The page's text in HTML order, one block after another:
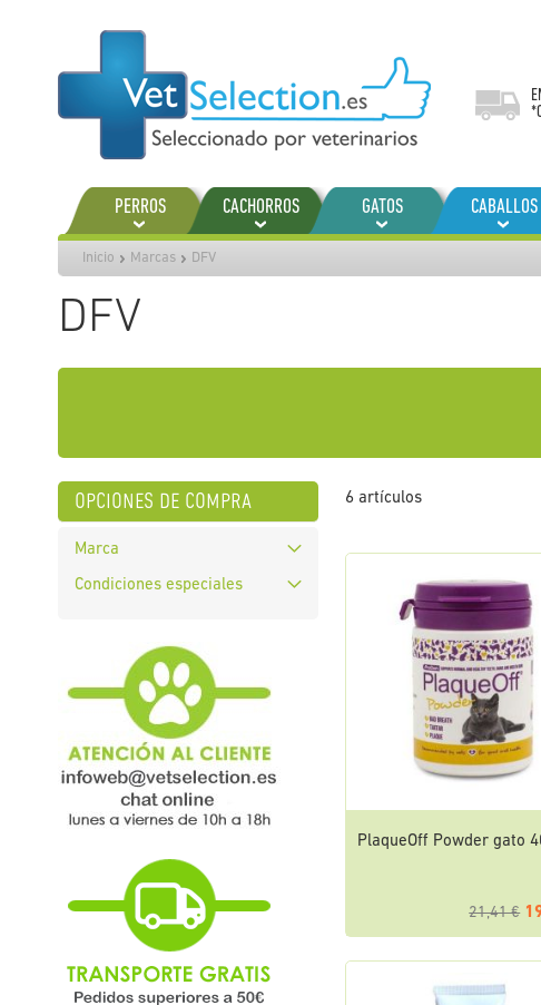
contenido
PERROS CACHORROS GATOS CABALLOS
Inicio Marcas DFV
DFV
6 artículos
PlaqueOff Powder gato
21,41 €
opciones de compra
Marca
Condiciones especiales